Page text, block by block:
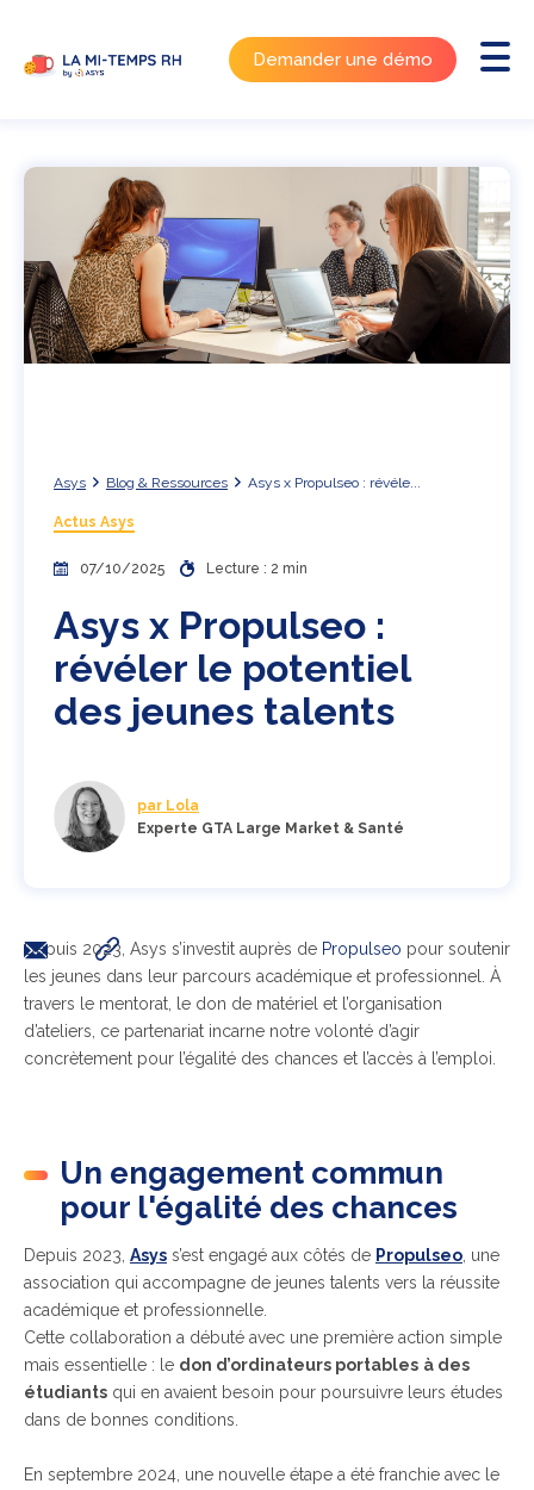
Demander une démo
Asys Blog & Ressources Asys x Propulseo : révéle...
Actus Asys
07/10/2025 Lecture : 2 min
Asys x Propulseo :
révéler le potentiel
des jeunes talents
par Lola
Experte GTA Large Market & Santé
Depuis 2023, Asys s’investit auprès de Propulseo pour soutenir
les jeunes dans leur parcours académique et professionnel. À
travers le mentorat, le don de matériel et l’organisation
d’ateliers, ce partenariat incarne notre volonté d’agir
concrètement pour l’égalité des chances et l’accès à l’emploi.
Un engagement commun
pour l'égalité des chances
Depuis 2023, Asys s’est engagé aux côtés de Propulseo , une
association qui accompagne de jeunes talents vers la réussite
académique et professionnelle.
Cette collaboration a débuté avec une première action simple
mais essentielle : le don d’ordinateurs portables à des
étudiants qui en avaient besoin pour poursuivre leurs études
dans de bonnes conditions.
En septembre 2024, une nouvelle étape a été franchie avec le